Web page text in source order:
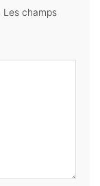
Les champs